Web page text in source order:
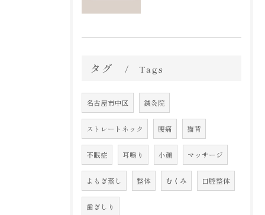
タグ Tags
名古屋市中区 鍼灸院
ストレートネック 腰痛 猫背
不眠症 耳鳴り 小顔 マッサージ
よもぎ蒸し 整体 むくみ 口腔整体
歯ぎしり